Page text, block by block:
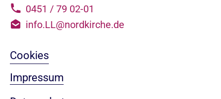
0451 / 79 02-01
info.LL@nordkirche.de
Cookies
Impressum